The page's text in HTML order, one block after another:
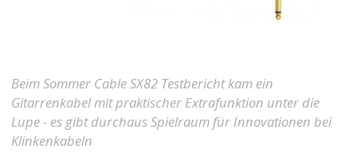
Beim Sommer Cable SX82 Testbericht kam ein
Gitarrenkabel mit praktischer Extrafunktion unter die
Lupe - es gibt durchaus Spielraum für Innovationen bei
Klinkenkabeln